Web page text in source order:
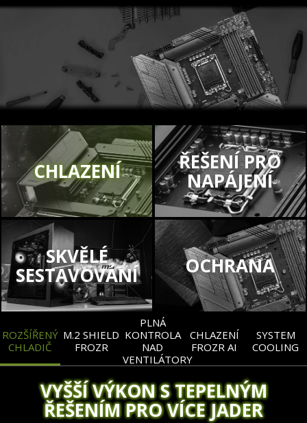
CHLAZENÍ ŘEŠENÍ PRO
NAPÁJENÍ
SKVĚLÉ
SESTAVOVÁNÍ OCHRANA
ROZŠÍŘENÝ
CHLADIČ
M.2 SHIELD
FROZR
PLNÁ
KONTROLA
NAD
VENTILÁTORY
CHLAZENÍ
FROZR AI
SYSTEM
COOLING
VYŠŠÍ VÝKON S TEPELNÝM
ŘEŠENÍM PRO VÍCE JADER